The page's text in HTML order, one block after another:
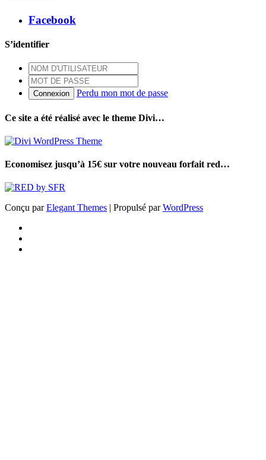
Facebook
S’identifier
Connexion Perdu mon mot de passe
Ce site a été réalisé avec le theme Divi…
Economisez jusqu’à 15€ sur votre nouveau forfait red…
Conçu parElegant Themes | Propulsé parWordPress